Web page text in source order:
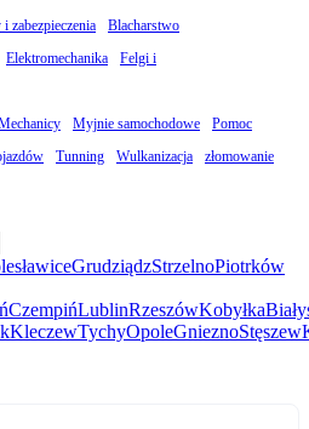
zabezpieczenia
Blacharstwo
Elektromechanika
Felgi i
Myjnie samochodowe
Pomoc
Tunning Wulkanizacja złomowanie
GrudziądzStrzelnoPiotrków
CzempińLublinRzeszówKobyłka
KleczewTychyOpoleGnieznoStęszew